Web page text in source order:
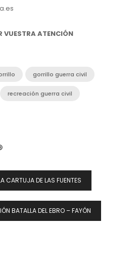
VUESTRA ATENCIÓN
gorrillo guerra civil
recreación guerra civil
CARTUJA DE LAS FUENTES
BATALLA DEL EBRO – FAYÓN